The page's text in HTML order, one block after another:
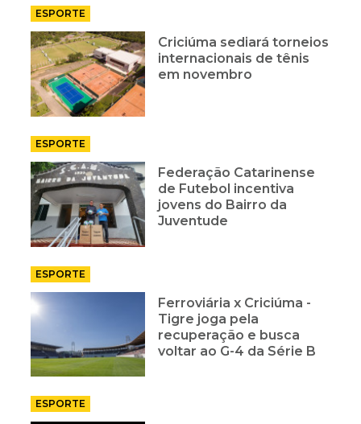
ESPORTE
Criciúma sediará torneios
internacionais de tênis
em novembro
ESPORTE
Federação Catarinense
de Futebol incentiva
jovens do Bairro da
Juventude
ESPORTE
Ferroviária x Criciúma -
Tigre joga pela
recuperação e busca
voltar ao G-4 da Série B
ESPORTE